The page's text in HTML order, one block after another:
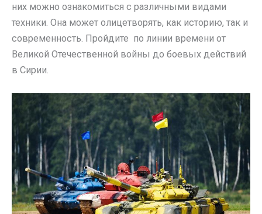
них можно ознакомиться с различными видами
техники. Она может олицетворять, как историю, так и
современность. Пройдите по линии времени от
Великой Отечественной войны до боевых действий
в Сирии.